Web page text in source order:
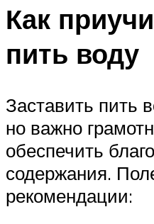
Как
пить воду
Заставить пить
но важно
обеспечить
содержания.
рекомендации: